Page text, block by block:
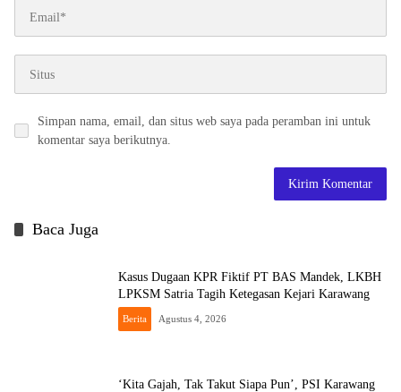
Simpan nama, email, dan situs web saya pada peramban ini untuk
komentar saya berikutnya.
Baca Juga
Kasus Dugaan KPR Fiktif PT BAS Mandek, LKBH
LPKSM Satria Tagih Ketegasan Kejari Karawang
Berita Agustus 4, 2026
‘Kita Gajah, Tak Takut Siapa Pun’, PSI Karawang